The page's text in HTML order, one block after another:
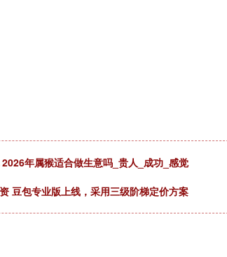
年属猴适合做生意吗_贵人_成功_感觉
豆包专业版上线，采用三级阶梯定价方案